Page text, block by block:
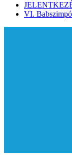
VI.